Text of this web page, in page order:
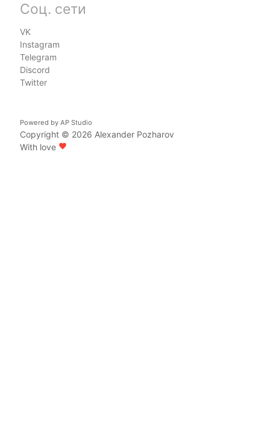
Соц. сети
VK
Instagram
Telegram
Discord
Twitter
Powered by AP Studio
Copyright © 2026 Alexander Pozharov
With love favorite